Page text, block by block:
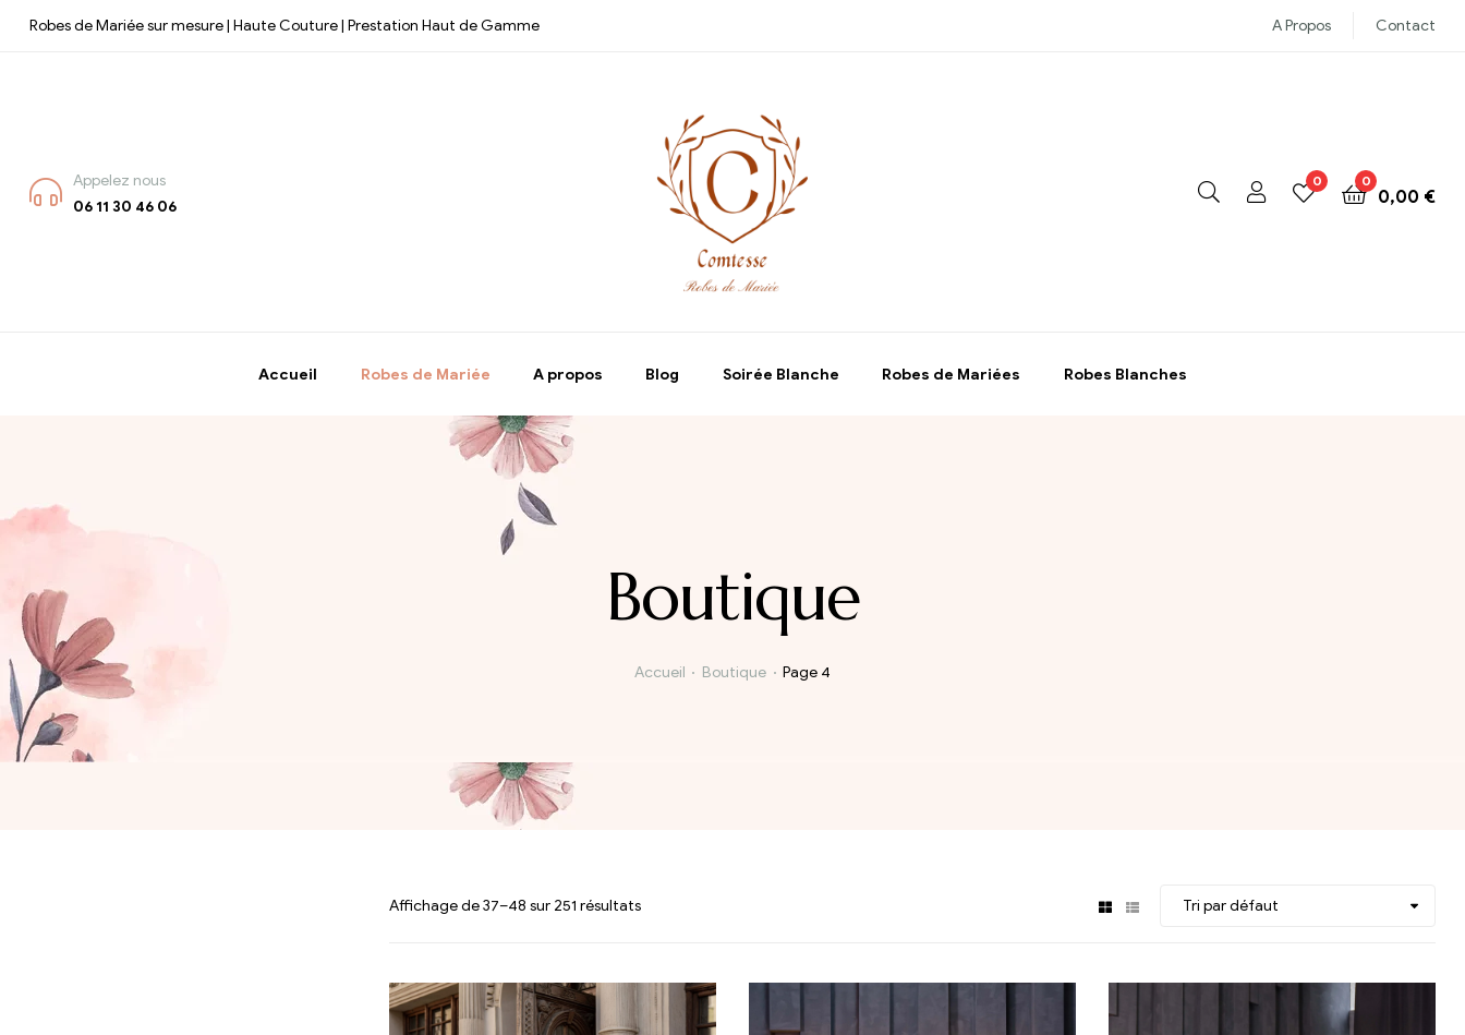
Robes de Mariée sur mesure | Haute Couture | Prestation Haut de Gamme A Propos Contact
Appelez nous
06 11 30 46 06
0 0
0,00 €
Accueil Robes de Mariée A propos Blog Soirée Blanche Robes de Mariées Robes Blanches
Boutique
Accueil Boutique Page 4
Affichage de 37–48 sur 251 résultats